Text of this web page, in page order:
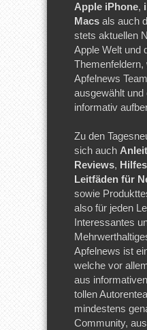
Apple iPhone,
Macs als auch
stets aktuellen
Apple Welt und
Apfelnews
ausgewählt und
informativ
Zu den
sich auch
Reviews,
Leitfäden für
sowie
also für jeden
Interessantes
Apfelnews ist
welche vor
aus
tollen
mindestens
Community,